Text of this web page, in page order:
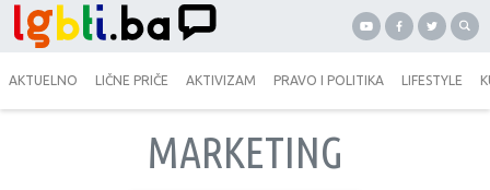
AKTUELNO LIČNE PRIČE AKTIVIZAM PRAVO I POLITIKA LIFESTYLE
MARKETING